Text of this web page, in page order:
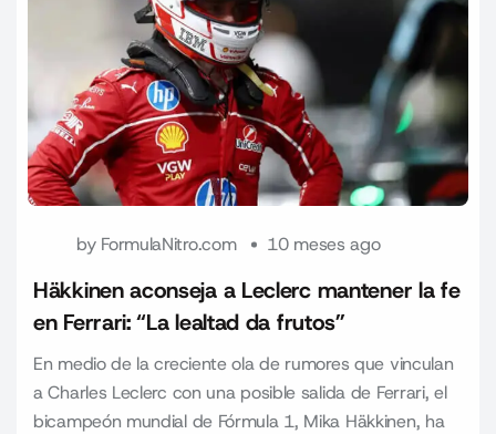
by FormulaNitro.com 10 meses ago
Häkkinen aconseja a Leclerc mantener la fe
en Ferrari: “La lealtad da frutos”
En medio de la creciente ola de rumores que vinculan
a Charles Leclerc con una posible salida de Ferrari, el
bicampeón mundial de Fórmula 1, Mika Häkkinen, ha